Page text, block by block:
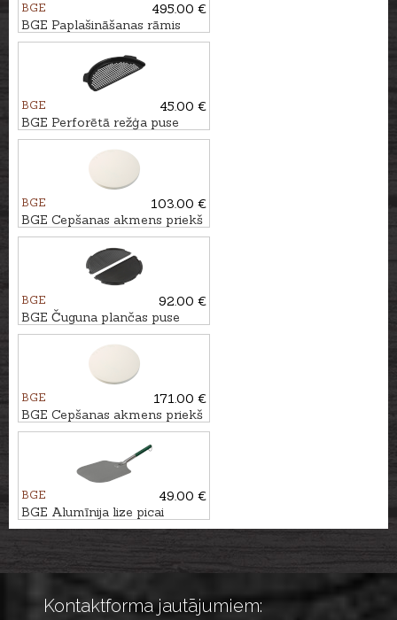
BGE
495.00 €
BGE Paplašināšanas rāmis
BGE
45.00 €
BGE Perforētā režģa puse
priekš Large grila
BGE
103.00 €
BGE Cepšanas akmens priekš
Large grila
BGE
92.00 €
BGE Čuguna plančas puse
priekš Large grila
BGE
171.00 €
BGE Cepšanas akmens priekš
XLarge grila
BGE
49.00 €
BGE Alumīnija lize picai
Kontaktforma jautājumiem: